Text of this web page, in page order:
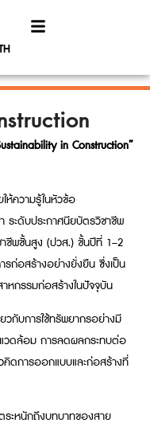
in Construction”
ห้ความรู้ในหัวข้อ
ระดับประกาศนียบัตรวิชาชีพ
ชีพชั้นสูง (ปวส.) ชั้นปีที่ 1–2
รก่อสร้างอย่างยั่งยืน ซึ่งเป็น
กรรมก่อสร้างในปัจจุบัน
วกับการใช้ทรัพยากรอย่างมี
วดล้อม การลดผลกระทบต่อ
คิดการออกแบบและก่อสร้างที่
ระหนักถึงบทบาทของสาย